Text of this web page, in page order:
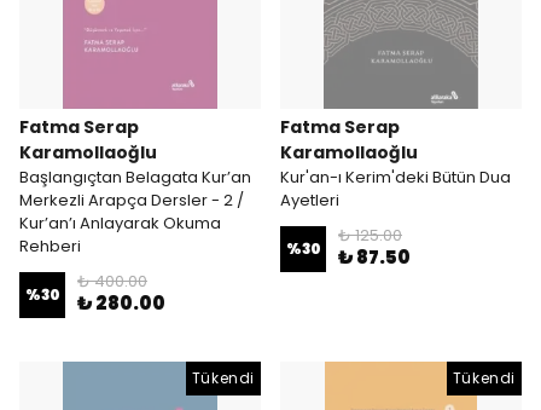
Fatma Serap
Karamollaoğlu
Başlangıçtan Belagata Kur’an
Merkezli Arapça Dersler - 2 /
Kur’an’ı Anlayarak Okuma
Rehberi
%30
₺ 400.00
₺ 280.00
Fatma Serap
Karamollaoğlu
Kur'an-ı Kerim'deki Bütün Dua
Ayetleri
%30
₺ 125.00
₺ 87.50
Tükendi Tükendi